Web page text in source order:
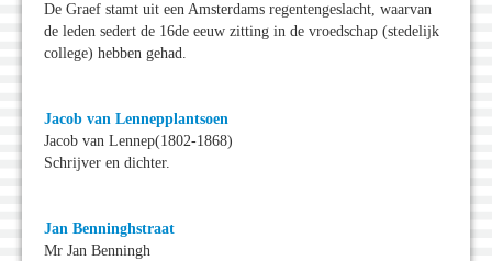
De Graef stamt uit een Amsterdams regentengeslacht, waarvan
de leden sedert de 16de eeuw zitting in de vroedschap (stedelijk
college) hebben gehad.
Jacob van Lennepplantsoen
Jacob van Lennep(1802-1868)
Schrijver en dichter.
Jan Benninghstraat
Mr Jan Benningh